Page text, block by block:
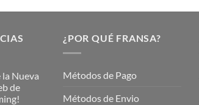
la Nueva
de
¿POR QUÉ FRANSA?
Métodos de Pago
Métodos de Envio